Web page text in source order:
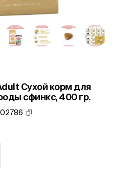
Сухой корм для
сфинкс, 400 гр.